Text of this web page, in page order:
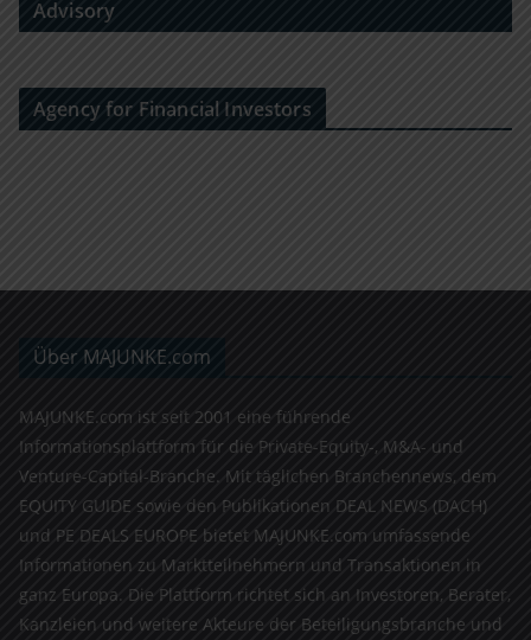
Advisory
Agency for Financial Investors
Über MAJUNKE.com
MAJUNKE.com ist seit 2001 eine führende
Informationsplattform für die Private-Equity-, M&A- und
Venture-Capital-Branche. Mit täglichen Branchennews, dem
EQUITY GUIDE sowie den Publikationen DEAL NEWS (DACH)
und PE DEALS EUROPE bietet MAJUNKE.com umfassende
Informationen zu Marktteilnehmern und Transaktionen in
ganz Europa. Die Plattform richtet sich an Investoren, Berater,
Kanzleien und weitere Akteure der Beteiligungsbranche und